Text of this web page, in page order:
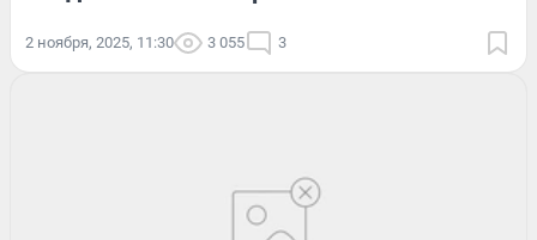
2 ноября, 2025, 11:30 3 055 3